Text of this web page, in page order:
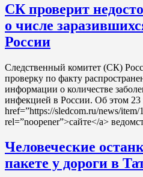
СК проверит
о числе
России
Следственный комитет (СК)
проверку по факту
информации о количестве
инфекцией в России. Об этом 23
href=”https://sledcom.ru/news/item/
rel=”noopener”>сайте</a>
Человеческие
пакете у дороги в